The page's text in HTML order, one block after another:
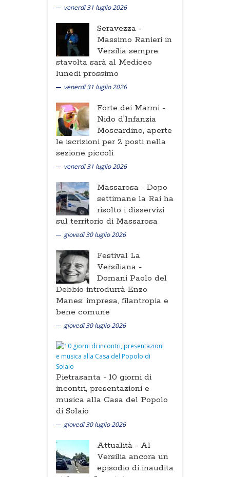
venerdì 31 luglio 2026
Seravezza -
Massimo Ranieri in
Versilia sempre:
stavolta sarà al Mediceo
lunedi prossimo
venerdì 31 luglio 2026
Forte dei Marmi -
Nido d'Infanzia
Moscardino, aperte
le iscrizioni per 2 posti nella
sezione piccoli
venerdì 31 luglio 2026
Massarosa - Dopo
settimane la Rai ha
risolto i disservizi
sul territorio di Massarosa
giovedì 30 luglio 2026
Festival La
Versiliana -
Domani Paolo del
Debbio introdurrà Enzo
Manes: impresa, filantropia e
bene comune
giovedì 30 luglio 2026
Pietrasanta - 10 giorni di
incontri, presentazioni e
musica alla Casa del Popolo
di Solaio
giovedì 30 luglio 2026
Attualità - Al
Versilia ancora un
episodio di inaudita